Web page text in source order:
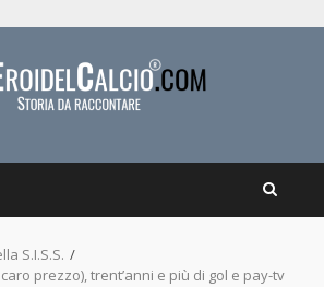
S.I.S.S.
prezzo), trent’anni e più di gol e pay-tv